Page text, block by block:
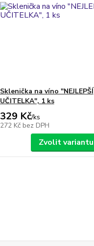
Sklenička na víno "NEJLEPŠÍ
UČITELKA", 1 ks
329 Kč/ks
272 Kč bez DPH
Zvolit variantu